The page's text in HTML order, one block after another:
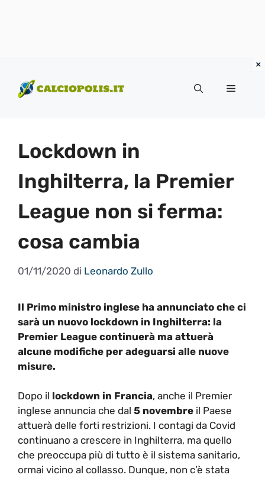
contenuto
Menu
Lockdown in
Inghilterra, la Premier
League non si ferma:
cosa cambia
01/11/2020 di Leonardo Zullo
Il Primo ministro inglese ha annunciato che ci
sarà un nuovo lockdown in Inghilterra: la
Premier League continuerà ma attuerà
alcune modifiche per adeguarsi alle nuove
misure.
Dopo il lockdown in Francia, anche il Premier
inglese annuncia che dal 5 novembre il Paese
attuerà delle forti restrizioni. I contagi da Covid
continuano a crescere in Inghilterra, ma quello
che preoccupa più di tutto è il sistema sanitario,
ormai vicino al collasso. Dunque, non c’è stata